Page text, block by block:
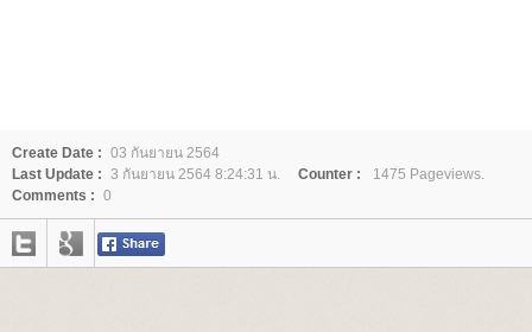
Create Date : 03 กันยายน 2564
Last Update : 3 กันยายน 2564 8:24:31 น. Counter :
1475 Pageviews.
Comments : 0